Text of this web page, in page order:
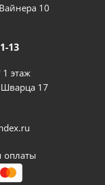
10
13
этаж
Шварца 17